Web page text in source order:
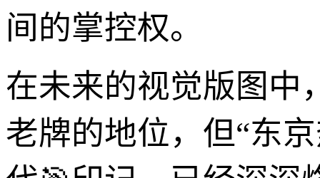
间的掌控权。
在未来的视觉版图中
老牌的地位，但“东